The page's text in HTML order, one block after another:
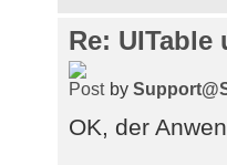
Re:
by
OK, der